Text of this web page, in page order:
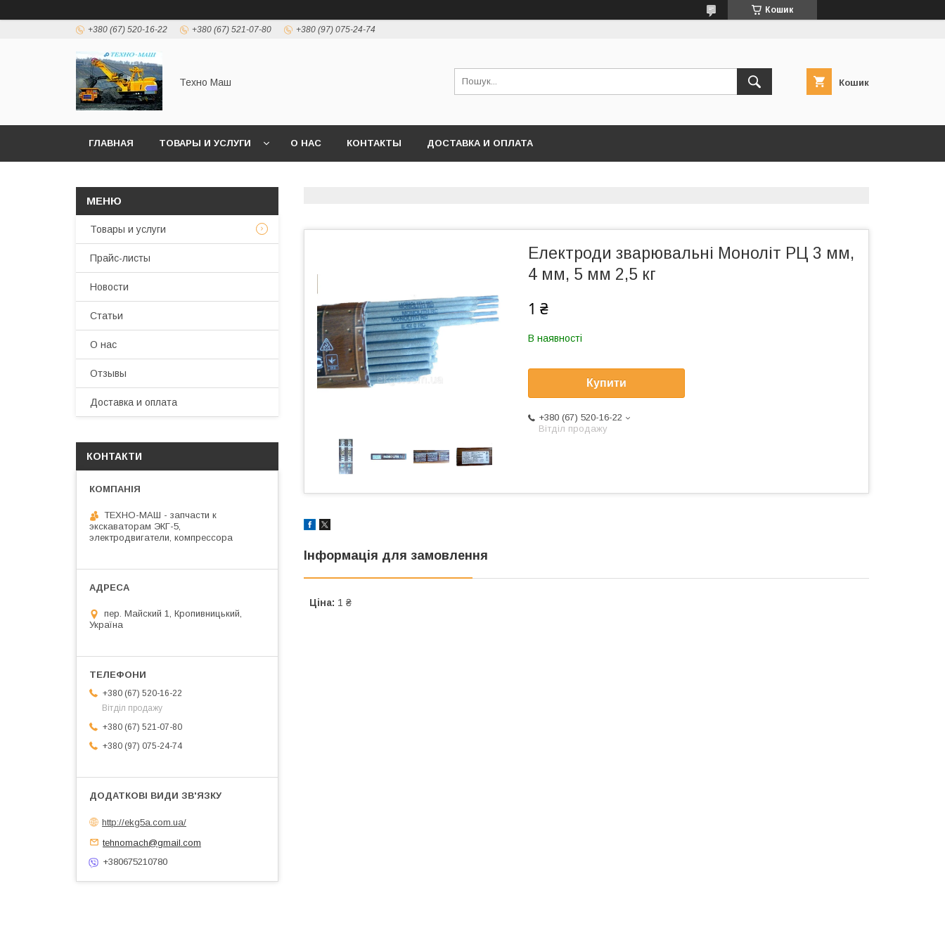
Кошик
+380 (67) 520-16-22 +380 (67) 521-07-80 +380 (97) 075-24-74
Техно Маш Кошик
ГЛАВНАЯ ТОВАРЫ И УСЛУГИ О НАС КОНТАКТЫ ДОСТАВКА И ОПЛАТА
Електроди зварювальні Моноліт РЦ 3 мм,
4 мм, 5 мм 2,5 кг
1 ₴
В наявності
Купити
+380 (67) 520-16-22
Вітділ продажу
Інформація для замовлення
Ціна: 1 ₴
Товары и услуги
Прайс-листы
Новости
Статьи
О нас
Отзывы
Доставка и оплата
КОНТАКТИ
ТЕХНО-МАШ - запчасти к
экскаваторам ЭКГ-5,
электродвигатели, компрессора
пер. Майский 1, Кропивницький,
Україна
+380 (67) 520-16-22
Вітділ продажу
+380 (67) 521-07-80
+380 (97) 075-24-74
http://ekg5a.com.ua/
tehnomach@gmail.com
+380675210780